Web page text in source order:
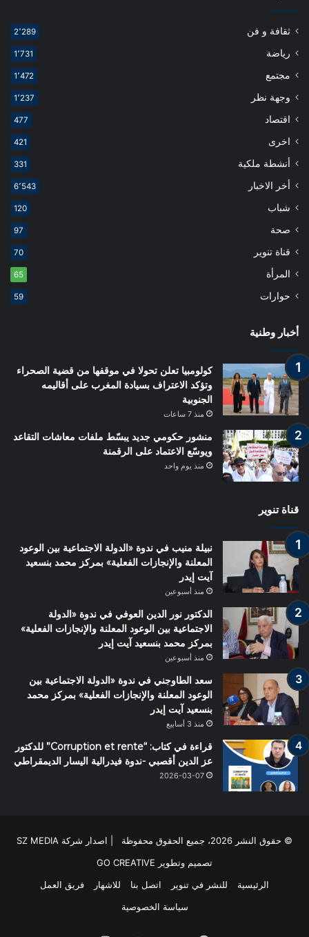
ثقافة و فن 2٬289
رياضة 1٬731
مجتمع 1٬472
وجهة نظر 1٬237
اقتصاد 477
اخرى 421
أنشطة ملكية 331
أخر الاخبار 6٬543
شباب 120
صحة 97
قناة تنوير 70
المرأة 65
حوارات 59
أخبار وطنية
كولومبيا تعلن تحولا في موقفها من قضية الصحراء
وتؤكد الاعتراف بسيادة المغرب على أقاليمه
الجنوبية
منذ 7 ساعات
منشور حكومي جديد يبسّط ملفات معاشات التقاعد
ويوسّع الاعتماد على الرقمنة
منذ يوم واحد
قناة تنوير
نبيلة منيب في ندوة «الدولة الاجتماعية بين الوعود
المعلنة والإنجازات الفعلية» بمركز محمد بنسعيد
آيت إيدر
منذ أسبوعين
الدكتور نور الدين العوفي في ندوة «الدولة
الاجتماعية بين الوعود المعلنة والإنجازات الفعلية»
بمركز محمد بنسعيد آيت إيدر
منذ أسبوعين
سعد الطاوجني في ندوة «الدولة الاجتماعية بين
الوعود المعلنة والإنجازات الفعلية» بمركز محمد
بنسعيد آيت إيدر
منذ 3 أسابيع
قراءة في كتاب: “Corruption et rente” للدكتور
عز الدين أقصبي -ندوة فيدرالية اليسار الديمقراطي
2026-03-07
© حقوق النشر 2026، جميع الحقوق محفوظة | اصدار شركة SZ MEDIA
تصميم وتطوير GO CREATIVE
الرئيسية
للنشر في تنوير اتصل بنا للاشهار
فريق العمل
سياسة الخصوصية